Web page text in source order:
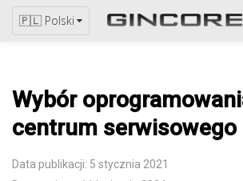
🇵🇱 Polski
Wybór
centrum serwisowego
Data publikacji: 5 stycznia 2021